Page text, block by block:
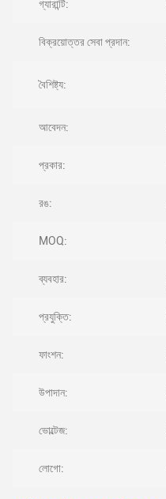
গ্যারান্টি:
বিক্রয়োত্তর সেবা প্রদান:
বৈশিষ্ট্য:
আবেদন:
প্রকার:
রঙ:
MOQ:
ব্যবহার:
প্রযুক্তি:
ফাংশন:
উপাদান:
ভোল্টেজ:
লোগো: